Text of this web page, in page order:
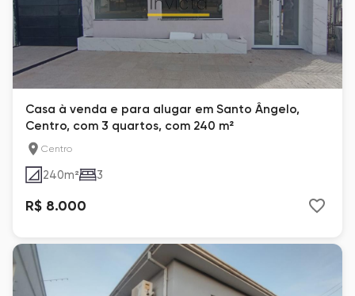
Casa à venda e para alugar em Santo Ângelo,
Centro, com 3 quartos, com 240 m²
Centro
240m² 3
R$ 8.000